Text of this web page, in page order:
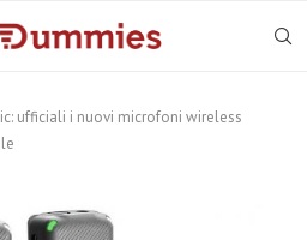
ufficiali i nuovi microfoni wireless